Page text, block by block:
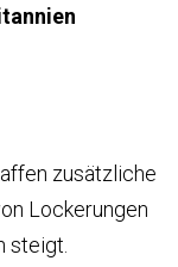
zusätzliche
Lockerungen
steigt.